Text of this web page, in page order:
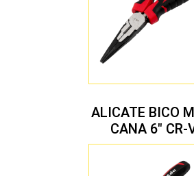
ALICATE BICO
CANA 6″ CR-